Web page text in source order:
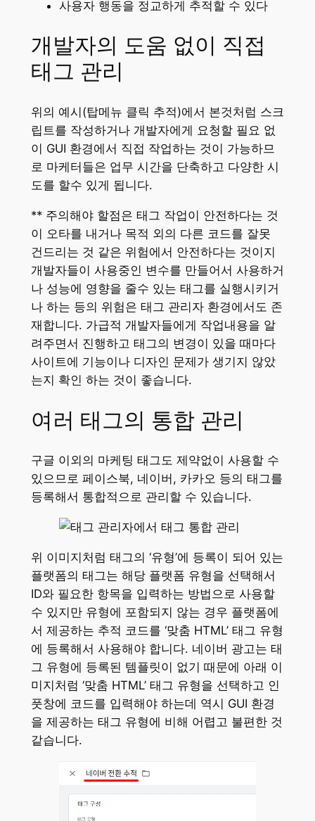
사용자 행동을 정교하게 추적할 수 있다
개발자의 도움 없이 직접
태그 관리
위의 예시(탑메뉴 클릭 추적)에서 본것처럼 스크
립트를 작성하거나 개발자에게 요청할 필요 없
이 GUI 환경에서 직접 작업하는 것이 가능하므
로 마케터들은 업무 시간을 단축하고 다양한 시
도를 할수 있게 됩니다.
** 주의해야 할점은 태그 작업이 안전하다는 것
이 오타를 내거나 목적 외의 다른 코드를 잘못
건드리는 것 같은 위험에서 안전하다는 것이지
개발자들이 사용중인 변수를 만들어서 사용하거
나 성능에 영향을 줄수 있는 태그를 실행시키거
나 하는 등의 위험은 태그 관리자 환경에서도 존
재합니다. 가급적 개발자들에게 작업내용을 알
려주면서 진행하고 태그의 변경이 있을 때마다
사이트에 기능이나 디자인 문제가 생기지 않았
는지 확인 하는 것이 좋습니다.
여러 태그의 통합 관리
구글 이외의 마케팅 태그도 제약없이 사용할 수
있으므로 페이스북, 네이버, 카카오 등의 태그를
등록해서 통합적으로 관리할 수 있습니다.
위 이미지처럼 태그의 ‘유형’에 등록이 되어 있는
플랫폼의 태그는 해당 플랫폼 유형을 선택해서
ID와 필요한 항목을 입력하는 방법으로 사용할
수 있지만 유형에 포함되지 않는 경우 플랫폼에
서 제공하는 추적 코드를 ‘맞춤 HTML’ 태그 유형
에 등록해서 사용해야 합니다. 네이버 광고는 태
그 유형에 등록된 템플릿이 없기 때문에 아래 이
미지처럼 ‘맞춤 HTML’ 태그 유형을 선택하고 인
풋창에 코드를 입력해야 하는데 역시 GUI 환경
을 제공하는 태그 유형에 비해 어렵고 불편한 것
같습니다.